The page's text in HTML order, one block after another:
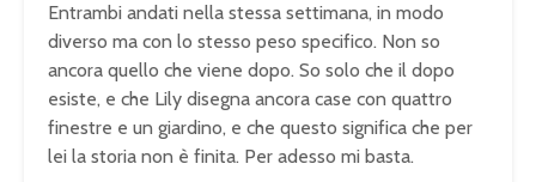
Entrambi andati nella stessa settimana, in modo
diverso ma con lo stesso peso specifico. Non so
ancora quello che viene dopo. So solo che il dopo
esiste, e che Lily disegna ancora case con quattro
finestre e un giardino, e che questo significa che per
lei la storia non è finita. Per adesso mi basta.